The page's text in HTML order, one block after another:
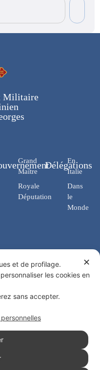
Militaire
Grand
Maître
Royale
Députation
Délégations
En
Italie
Dans
le
Monde
Rome (IT)
✕
et de profilage.
les cookies en
sans accepter.